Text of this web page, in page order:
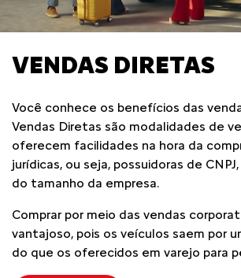
VENDAS DIRETAS
Você conhece os benefícios das
Vendas Diretas são modalidades de
oferecem facilidades na hora da
jurídicas, ou seja, possuidoras de
do tamanho da empresa.
Comprar por meio das vendas
vantajoso, pois os veículos saem por
do que os oferecidos em varejo para